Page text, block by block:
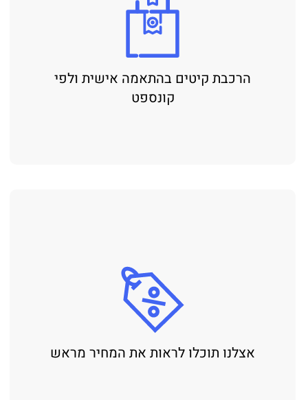
הרכבת קיטים בהתאמה אישית ולפי
קונספט
אצלנו תוכלו לראות את המחיר מראש